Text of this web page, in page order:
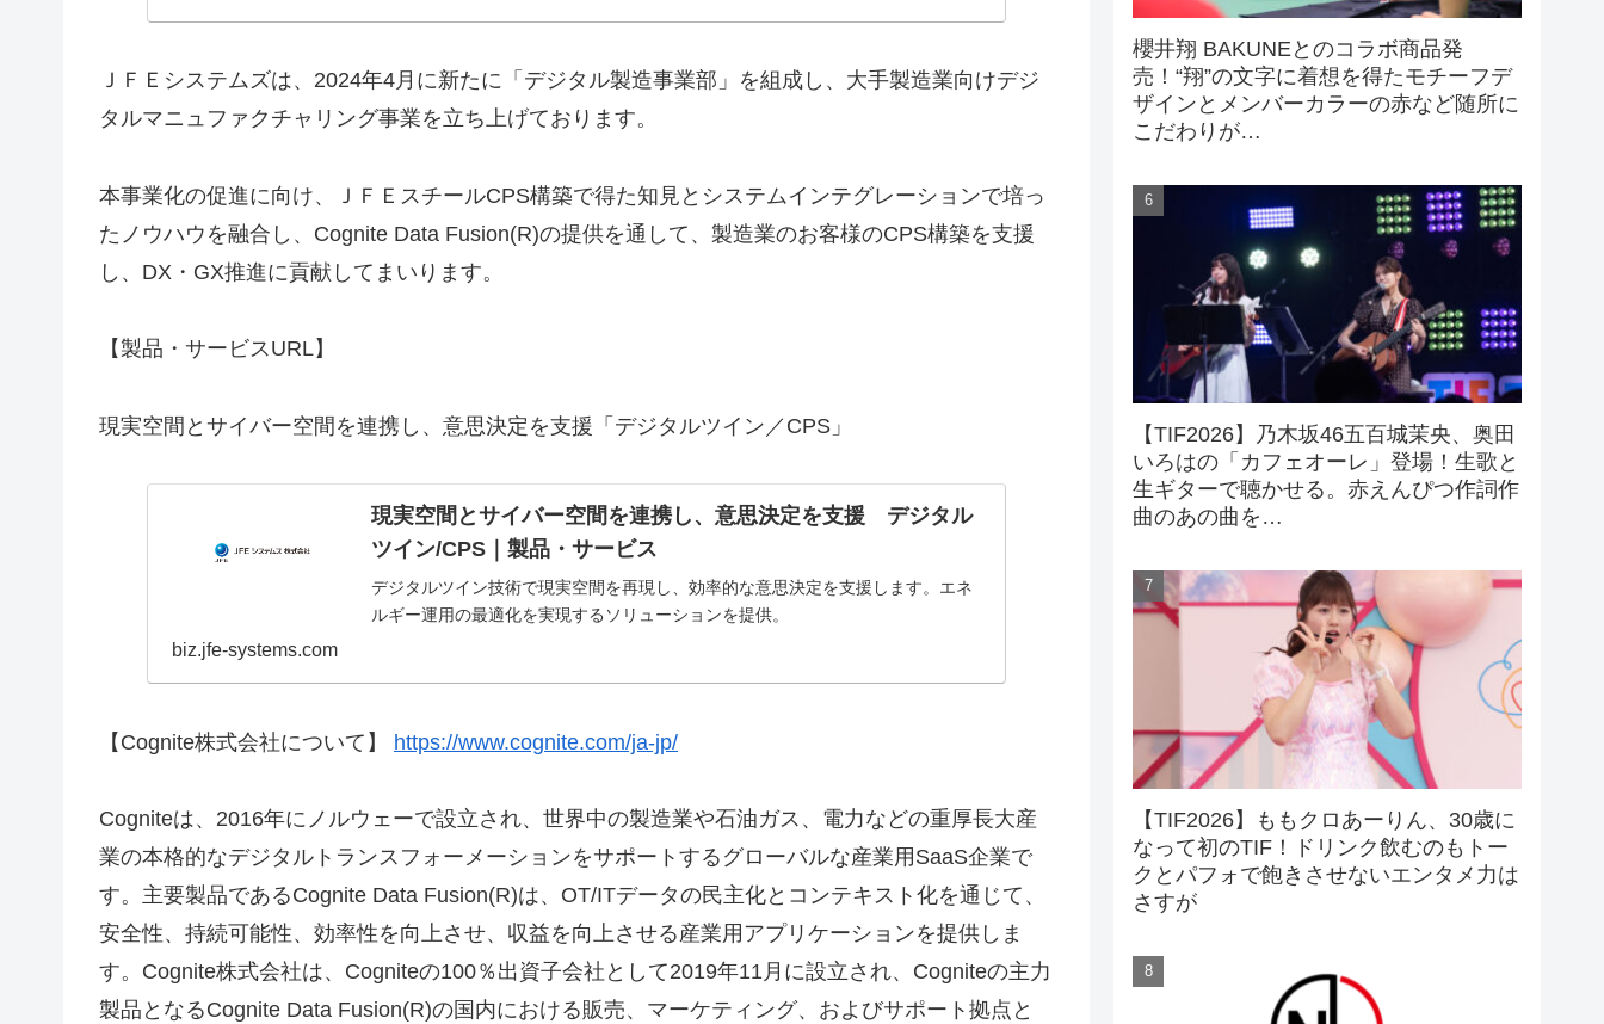
ＪＦＥシステムズは、2024年4月に新たに「デジタル製造事業部」を組成し、大手製造業向けデジ
タルマニュファクチャリング事業を立ち上げております。
本事業化の促進に向け、ＪＦＥスチールCPS構築で得た知見とシステムインテグレーションで培っ
たノウハウを融合し、Cognite Data Fusion(R)の提供を通して、製造業のお客様のCPS構築を支援
し、DX・GX推進に貢献してまいります。
【製品・サービスURL】
現実空間とサイバー空間を連携し、意思決定を支援「デジタルツイン／CPS」
現実空間とサイバー空間を連携し、意思決定を支援 デジタル
ツイン/CPS｜製品・サービス
デジタルツイン技術で現実空間を再現し、効率的な意思決定を支援します。エネ
ルギー運用の最適化を実現するソリューションを提供。
biz.jfe-systems.com
【Cognite株式会社について】 https://www.cognite.com/ja-jp/
Cogniteは、2016年にノルウェーで設立され、世界中の製造業や石油ガス、電力などの重厚長大産
業の本格的なデジタルトランスフォーメーションをサポートするグローバルな産業用SaaS企業で
す。主要製品であるCognite Data Fusion(R)は、OT/ITデータの民主化とコンテキスト化を通じて、
安全性、持続可能性、効率性を向上させ、収益を向上させる産業用アプリケーションを提供しま
す。Cognite株式会社は、Cogniteの100％出資子会社として2019年11月に設立され、Cogniteの主力
製品となるCognite Data Fusion(R)の国内における販売、マーケティング、およびサポート拠点と
櫻井翔 BAKUNEとのコラボ商品発
売！“翔”の文字に着想を得たモチーフデ
ザインとメンバーカラーの赤など随所に
こだわりが…
【TIF2026】乃木坂46五百城茉央、奥田
いろはの「カフェオーレ」登場！生歌と
生ギターで聴かせる。赤えんぴつ作詞作
曲のあの曲を…
【TIF2026】ももクロあーりん、30歳に
なって初のTIF！ドリンク飲むのもトー
クとパフォで飽きさせないエンタメ力は
さすが